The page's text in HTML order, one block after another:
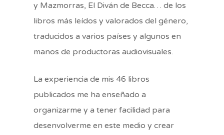
y Mazmorras, El Diván de Becca… de los
libros más leídos y valorados del género,
traducidos a varios países y algunos en
manos de productoras audiovisuales.
La experiencia de mis 46 libros
publicados me ha enseñado a
organizarme y a tener facilidad para
desenvolverme en este medio y crear